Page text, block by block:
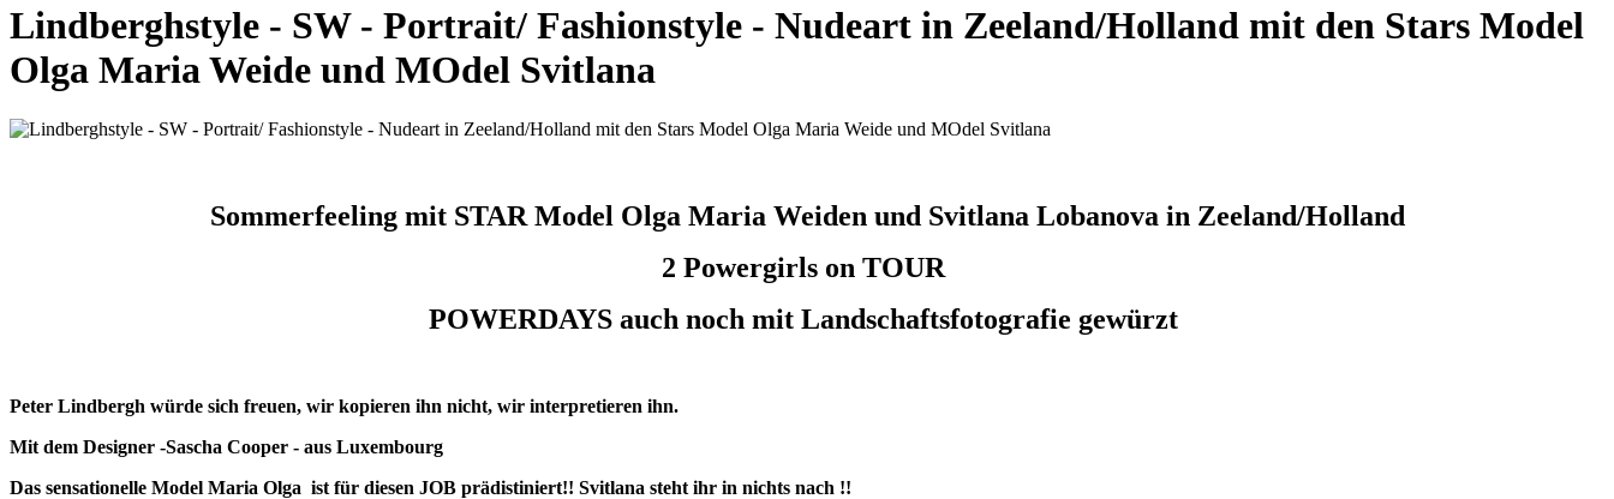
Lindberghstyle - SW - Portrait/ Fashionstyle - Nudeart in Zeeland/Holland mit den Stars Model
Olga Maria Weide und MOdel Svitlana
Sommerfeeling mit STAR Model Olga Maria Weiden und Svitlana Lobanova in Zeeland/Holland
2 Powergirls on TOUR
POWERDAYS auch noch mit Landschaftsfotografie gewürzt
Peter Lindbergh würde sich freuen, wir kopieren ihn nicht, wir interpretieren ihn.
Mit dem Designer -Sascha Cooper - aus Luxembourg
Das sensationelle Model Maria Olga ist für diesen JOB prädistiniert!! Svitlana steht ihr in nichts nach !!